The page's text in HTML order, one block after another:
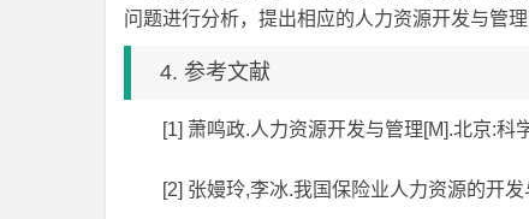
问题进行分析，提出相应的人力资源开发与管理
4. 参考文献
[1] 萧鸣政.人力资源开发与管理[M].北京:科
[2] 张嫚玲,李冰.我国保险业人力资源的开